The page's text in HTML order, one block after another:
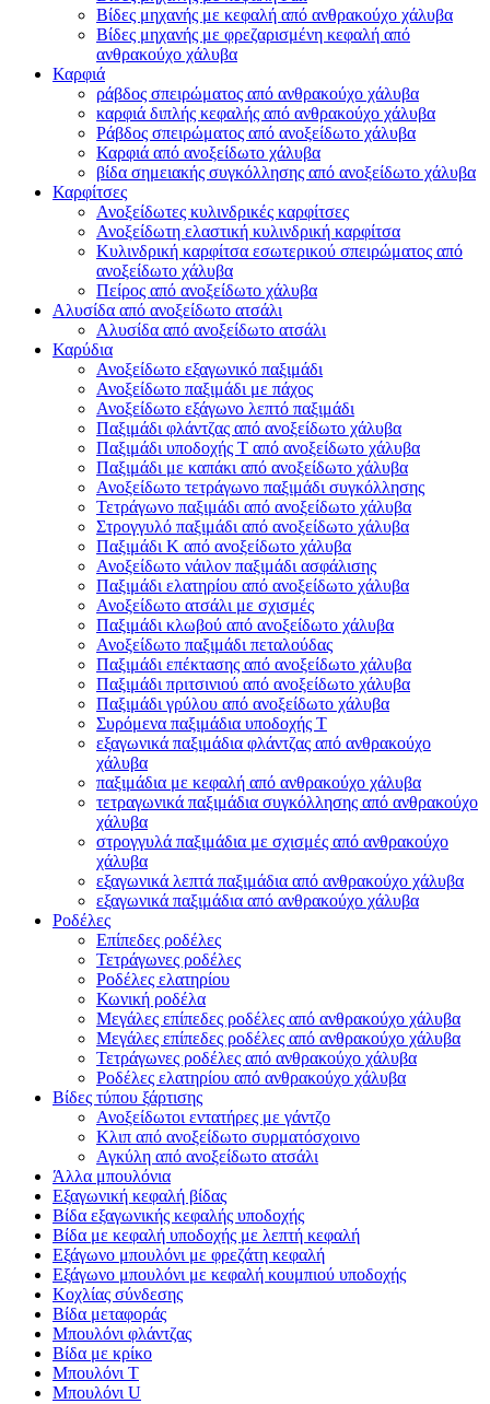
Βίδες μηχανής με κεφαλή από ανθρακούχο χάλυβα
Βίδες μηχανής με φρεζαρισμένη κεφαλή από
ανθρακούχο χάλυβα
Καρφιά
ράβδος σπειρώματος από ανθρακούχο χάλυβα
καρφιά διπλής κεφαλής από ανθρακούχο χάλυβα
Ράβδος σπειρώματος από ανοξείδωτο χάλυβα
Καρφιά από ανοξείδωτο χάλυβα
βίδα σημειακής συγκόλλησης από ανοξείδωτο χάλυβα
Καρφίτσες
Ανοξείδωτες κυλινδρικές καρφίτσες
Ανοξείδωτη ελαστική κυλινδρική καρφίτσα
Κυλινδρική καρφίτσα εσωτερικού σπειρώματος από
ανοξείδωτο χάλυβα
Πείρος από ανοξείδωτο χάλυβα
Αλυσίδα από ανοξείδωτο ατσάλι
Αλυσίδα από ανοξείδωτο ατσάλι
Καρύδια
Ανοξείδωτο εξαγωνικό παξιμάδι
Ανοξείδωτο παξιμάδι με πάχος
Ανοξείδωτο εξάγωνο λεπτό παξιμάδι
Παξιμάδι φλάντζας από ανοξείδωτο χάλυβα
Παξιμάδι υποδοχής T από ανοξείδωτο χάλυβα
Παξιμάδι με καπάκι από ανοξείδωτο χάλυβα
Ανοξείδωτο τετράγωνο παξιμάδι συγκόλλησης
Τετράγωνο παξιμάδι από ανοξείδωτο χάλυβα
Στρογγυλό παξιμάδι από ανοξείδωτο χάλυβα
Παξιμάδι K από ανοξείδωτο χάλυβα
Ανοξείδωτο νάιλον παξιμάδι ασφάλισης
Παξιμάδι ελατηρίου από ανοξείδωτο χάλυβα
Ανοξείδωτο ατσάλι με σχισμές
Παξιμάδι κλωβού από ανοξείδωτο χάλυβα
Ανοξείδωτο παξιμάδι πεταλούδας
Παξιμάδι επέκτασης από ανοξείδωτο χάλυβα
Παξιμάδι πριτσινιού από ανοξείδωτο χάλυβα
Παξιμάδι γρύλου από ανοξείδωτο χάλυβα
Συρόμενα παξιμάδια υποδοχής T
εξαγωνικά παξιμάδια φλάντζας από ανθρακούχο
χάλυβα
παξιμάδια με κεφαλή από ανθρακούχο χάλυβα
τετραγωνικά παξιμάδια συγκόλλησης από ανθρακούχο
χάλυβα
στρογγυλά παξιμάδια με σχισμές από ανθρακούχο
χάλυβα
εξαγωνικά λεπτά παξιμάδια από ανθρακούχο χάλυβα
εξαγωνικά παξιμάδια από ανθρακούχο χάλυβα
Ροδέλες
Επίπεδες ροδέλες
Τετράγωνες ροδέλες
Ροδέλες ελατηρίου
Κωνική ροδέλα
Μεγάλες επίπεδες ροδέλες από ανθρακούχο χάλυβα
Μεγάλες επίπεδες ροδέλες από ανθρακούχο χάλυβα
Τετράγωνες ροδέλες από ανθρακούχο χάλυβα
Ροδέλες ελατηρίου από ανθρακούχο χάλυβα
Βίδες τύπου ξάρτισης
Ανοξείδωτοι εντατήρες με γάντζο
Κλιπ από ανοξείδωτο συρματόσχοινο
Αγκύλη από ανοξείδωτο ατσάλι
Άλλα μπουλόνια
Εξαγωνική κεφαλή βίδας
Βίδα εξαγωνικής κεφαλής υποδοχής
Βίδα με κεφαλή υποδοχής με λεπτή κεφαλή
Εξάγωνο μπουλόνι με φρεζάτη κεφαλή
Εξάγωνο μπουλόνι με κεφαλή κουμπιού υποδοχής
Κοχλίας σύνδεσης
Βίδα μεταφοράς
Μπουλόνι φλάντζας
Βίδα με κρίκο
Μπουλόνι Τ
Μπουλόνι U